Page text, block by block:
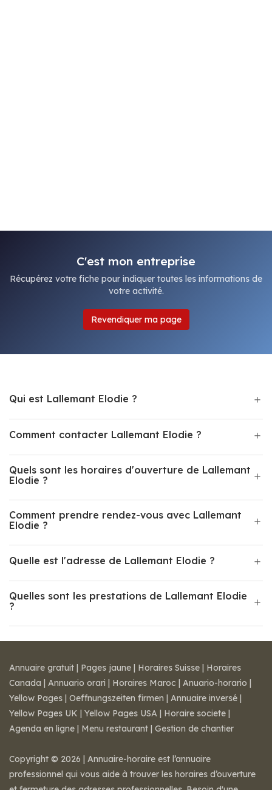
C'est mon entreprise
Récupérez votre fiche pour indiquer toutes les informations de
votre activité.
Revendiquer ma page
Qui est Lallemant Elodie ?
Comment contacter Lallemant Elodie ?
Quels sont les horaires d'ouverture de Lallemant
Elodie ?
Comment prendre rendez-vous avec Lallemant
Elodie ?
Quelle est l'adresse de Lallemant Elodie ?
Quelles sont les prestations de Lallemant Elodie
?
Annuaire gratuit | Pages jaune | Horaires Suisse | Horaires
Canada | Annuario orari | Horaires Maroc | Anuario-horario |
Yellow Pages | Oeffnungszeiten firmen | Annuaire inversé |
Yellow Pages UK | Yellow Pages USA | Horaire societe |
Agenda en ligne | Menu restaurant | Gestion de chantier
Copyright © 2026 | Annuaire-horaire est l’annuaire
professionnel qui vous aide à trouver les horaires d’ouverture